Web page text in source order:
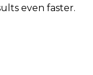
even faster.